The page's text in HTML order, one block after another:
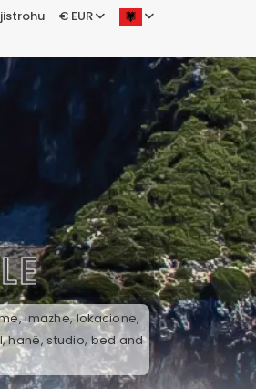
€ EUR
imazhe, lokacione,
hanë, studio, bed and